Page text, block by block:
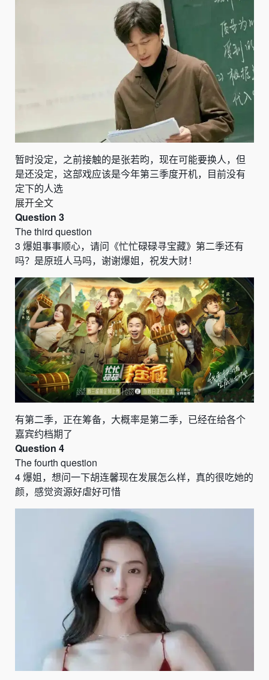
暂时没定，之前接触的是张若昀，现在可能要换人，但
是还没定，这部戏应该是今年第三季度开机，目前没有
定下的人选
展开全文
Question 3
The third question
3 爆姐事事顺心，请问 《忙忙碌碌寻宝藏》 第二季还有
吗？是原班人马吗，谢谢爆姐，祝发大财！
有第二季，正在筹备，大概率是第二季，已经在给各个
嘉宾约档期了
Question 4
The fourth question
4爆姐，想问一下胡连馨现在发展怎么样，真的很吃她的
颜，感觉资源好虐好可惜